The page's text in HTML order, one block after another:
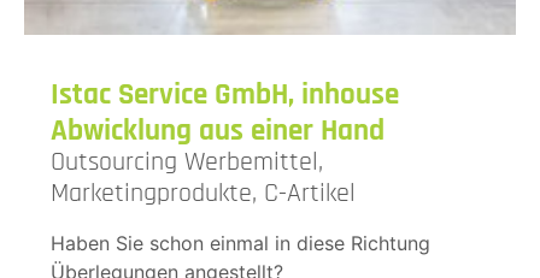
Istac Service GmbH, inhouse
Abwicklung aus einer Hand
Outsourcing Werbemittel,
Marketingprodukte, C-Artikel
Haben Sie schon einmal in diese Richtung
Überlegungen angestellt?